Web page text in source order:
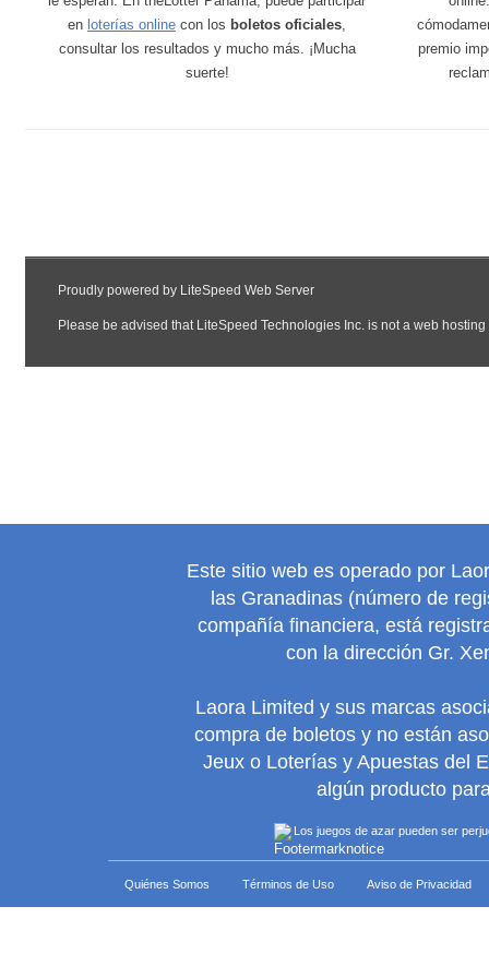
en loterías online con los boletos oficiales,
consultar los resultados y mucho más. ¡Mucha
suerte!
premio
Este sitio web es operado por
las Granadinas (número de
compañía financiera, está
con la dirección Gr.
Laora Limited y sus marcas
compra de boletos y no están
Jeux o Loterías y Apuestas del
algún producto
Los juegos de azar pueden ser
Quiénes Somos Términos de Uso Aviso de Privacidad